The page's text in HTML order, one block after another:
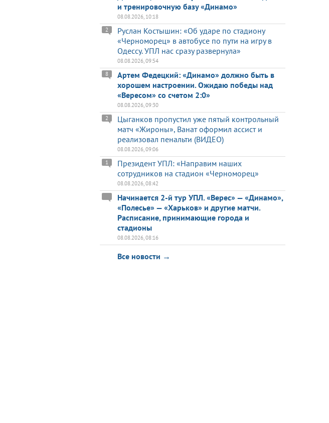
и тренировочную базу «Динамо»
08.08.2026, 10:18
Руслан Костышин: «Об ударе по стадиону
«Черноморец» в автобусе по пути на игру в
Одессу. УПЛ нас сразу развернула»
2
08.08.2026, 09:54
Артем Федецкий: «Динамо» должно быть в
хорошем настроении. Ожидаю победы над
«Вересом» со счетом 2:0»
8
08.08.2026, 09:30
Цыганков пропустил уже пятый контрольный
матч «Жироны», Ванат оформил ассист и
реализовал пенальти (ВИДЕО)
2
08.08.2026, 09:06
Президент УПЛ: «Направим наших
сотрудников на стадион «Черноморец»
1
08.08.2026, 08:42
Начинается 2-й тур УПЛ. «Верес» — «Динамо»,
«Полесье» — «Харьков» и другие матчи.
Расписание, принимающие города и
стадионы
08.08.2026, 08:16
Все новости →